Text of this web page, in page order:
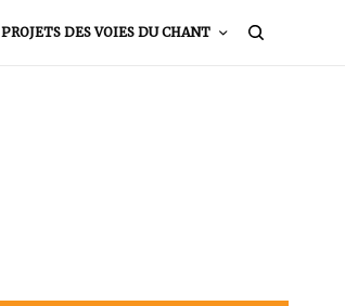
PROJETS DES VOIES DU CHANT